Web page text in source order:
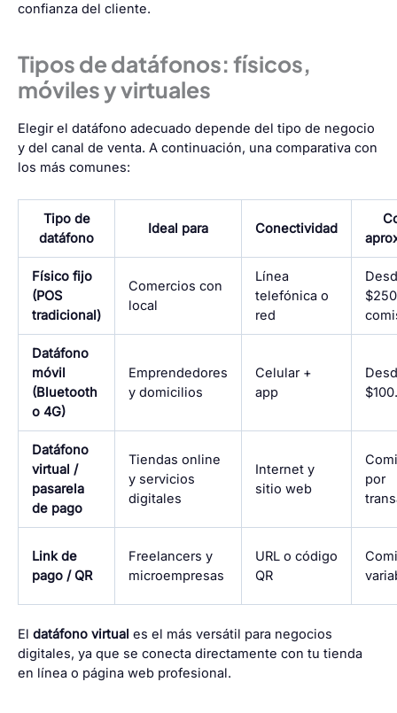
confianza del cliente.
Tipos de datáfonos: físicos,
móviles y virtuales
Elegir el datáfono adecuado depende del tipo de negocio
y del canal de venta. A continuación, una comparativa con
los más comunes:
Tipo de
datáfono
Ideal para Conectividad
Físico fijo
(POS
tradicional)
Comercios con
local
Línea
telefónica o
red
Datáfono
móvil
(Bluetooth
o 4G)
Emprendedores
y domicilios
Celular +
app
Datáfono
virtual /
pasarela
de pago
Tiendas online
y servicios
digitales
Internet y
sitio web
por
Link de
pago / QR
Freelancers y
microempresas
URL o código
QR
El datáfono virtual es el más versátil para negocios
digitales, ya que se conecta directamente con tu tienda
en línea o página web profesional.